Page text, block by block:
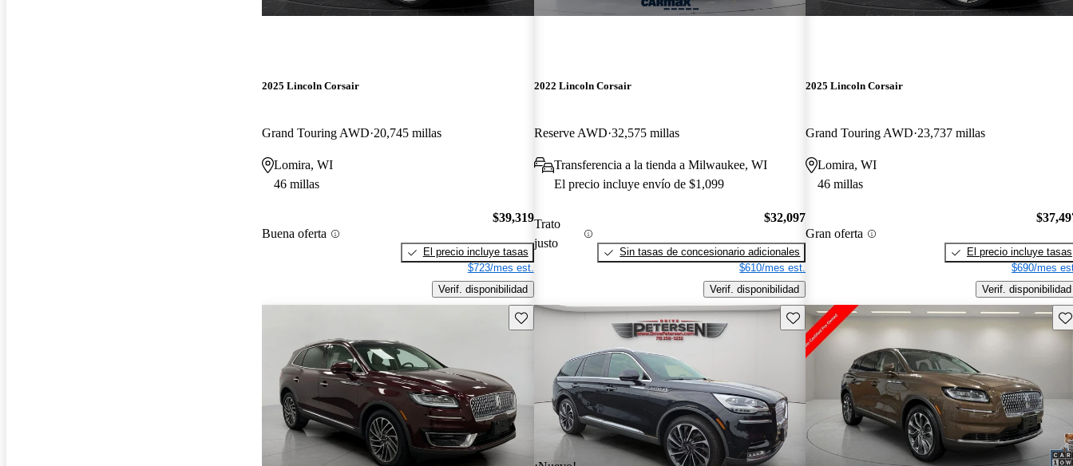
2025 Lincoln Corsair
Grand Touring AWD 20,745 millas
Lomira, WI
46 millas
Buena oferta
$39,319
El precio incluye tasas
$723/mes est.
Verif. disponibilidad
2022 Lincoln Corsair
Reserve AWD 32,575 millas
Transferencia a la tienda a Milwaukee, WI
El precio incluye envío de $1,099
Trato
justo
$32,097
Sin tasas de concesionario adicionales
$610/mes est.
Verif. disponibilidad
2025 Lincoln Corsair
Grand Touring AWD 23,737 millas
Lomira, WI
46 millas
Gran oferta
El precio incluye tasas
$690/mes
Verif. disponibilidad
Guarda este Aviso Guarda este Aviso